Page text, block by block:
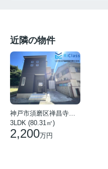
近隣の物件
神戸市須磨区禅昌寺町１丁目
3LDK (80.31㎡)
2,200万円